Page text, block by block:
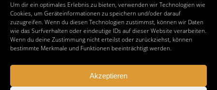
Um dir ein optimales Erlebnis zu bieten, verwenden wir Technologien wie
Cookies, um Geräteinformationen zu speichern und/oder darauf
zuzugreifen. Wenn du diesen Technologien zustimmst, können wir Daten
wie das Surfverhalten oder eindeutige IDs auf dieser Website verarbeiten.
Wenn du deine Zustimmung nicht erteilst oder zurückziehst, können
bestimmte Merkmale und Funktionen beeinträchtigt werden.
Akzeptieren